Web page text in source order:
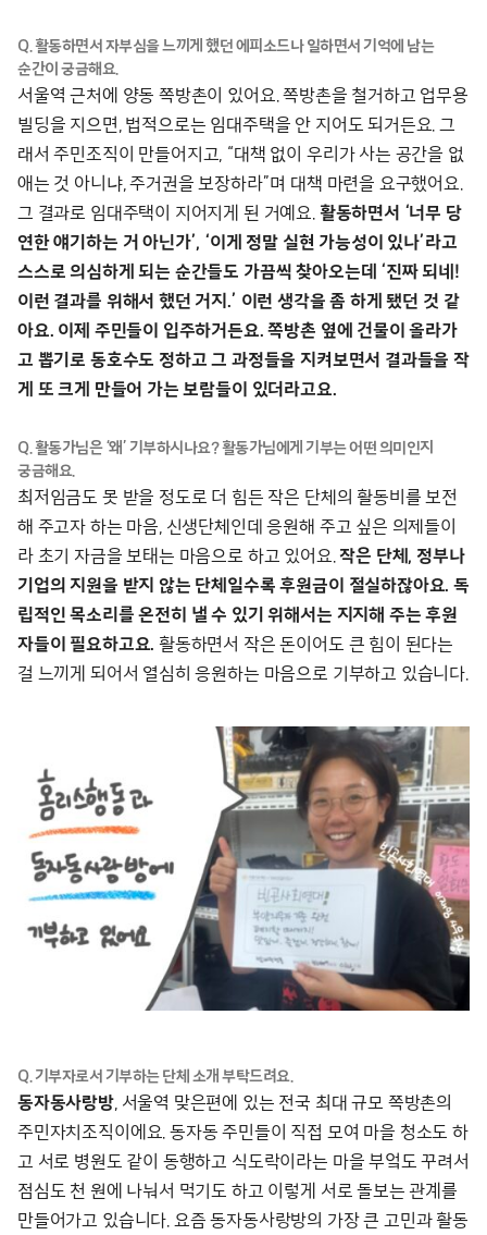
Q. 활동하면서 자부심을 느끼게 했던 에피소드나 일하면서 기억에 남는
순간이 궁금해요.
서울역 근처에 양동 쪽방촌이 있어요. 쪽방촌을 철거하고 업무용
빌딩을 지으면, 법적으로는 임대주택을 안 지어도 되거든요. 그
래서 주민조직이 만들어지고, “대책 없이 우리가 사는 공간을 없
애는 것 아니냐, 주거권을 보장하라”며 대책 마련을 요구했어요.
그 결과로 임대주택이 지어지게 된 거예요. 활동하면서 ‘너무 당
연한 얘기하는 거 아닌가’, ‘이게 정말 실현 가능성이 있나’라고
스스로 의심하게 되는 순간들도 가끔씩 찾아오는데 ‘진짜 되네!
이런 결과를 위해서 했던 거지.’ 이런 생각을 좀 하게 됐던 것 같
아요. 이제 주민들이 입주하거든요. 쪽방촌 옆에 건물이 올라가
고 뽑기로 동호수도 정하고 그 과정들을 지켜보면서 결과들을 작
게 또 크게 만들어 가는 보람들이 있더라고요.
Q. 활동가님은 ‘왜’ 기부하시나요? 활동가님에게 기부는 어떤 의미인지
궁금해요.
최저임금도 못 받을 정도로 더 힘든 작은 단체의 활동비를 보전
해 주고자 하는 마음, 신생단체인데 응원해 주고 싶은 의제들이
라 초기 자금을 보태는 마음으로 하고 있어요. 작은 단체, 정부나
기업의 지원을 받지 않는 단체일수록 후원금이 절실하잖아요. 독
립적인 목소리를 온전히 낼 수 있기 위해서는 지지해 주는 후원
자들이 필요하고요. 활동하면서 작은 돈이어도 큰 힘이 된다는
걸 느끼게 되어서 열심히 응원하는 마음으로 기부하고 있습니다.
Q. 기부자로서 기부하는 단체 소개 부탁드려요.
동자동사랑방, 서울역 맞은편에 있는 전국 최대 규모 쪽방촌의
주민자치조직이에요. 동자동 주민들이 직접 모여 마을 청소도 하
고 서로 병원도 같이 동행하고 식도락이라는 마을 부엌도 꾸려서
점심도 천 원에 나눠서 먹기도 하고 이렇게 서로 돌보는 관계를
만들어가고 있습니다. 요즘 동자동사랑방의 가장 큰 고민과 활동